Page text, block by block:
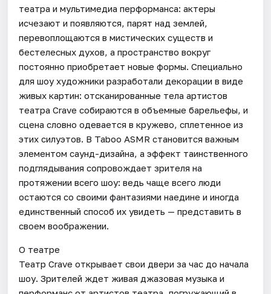
театра и мультимедиа перформанса: актеры
исчезают и появляются, парят над землей,
перевоплощаются в мистических существ и
бестелесных духов, а пространство вокруг
постоянно приобретает новые формы. Специально
для шоу художники разработали декорации в виде
живых картин: отсканированные тела артистов
театра Crave собираются в объемные барельефы, и
сцена словно одевается в кружево, сплетенное из
этих силуэтов. В Taboo ASMR становится важным
элементом саунд-дизайна, а эффект таинственного
подглядывания сопровождает зрителя на
протяжении всего шоу: ведь чаще всего люди
остаются со своими фантазиями наедине и иногда
единственный способ их увидеть — представить в
своем воображении.
О театре
Театр Crave открывает свои двери за час до начала
шоу. Зрителей ждет живая джазовая музыка и